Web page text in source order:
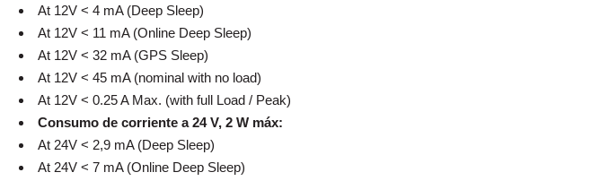
At 12V < 4 mA (Deep Sleep)
At 12V < 11 mA (Online Deep Sleep)
At 12V < 32 mA (GPS Sleep)
At 12V < 45 mA (nominal with no load)
At 12V < 0.25 A Max. (with full Load / Peak)
Consumo de corriente a 24 V, 2 W máx:
At 24V < 2,9 mA (Deep Sleep)
At 24V < 7 mA (Online Deep Sleep)